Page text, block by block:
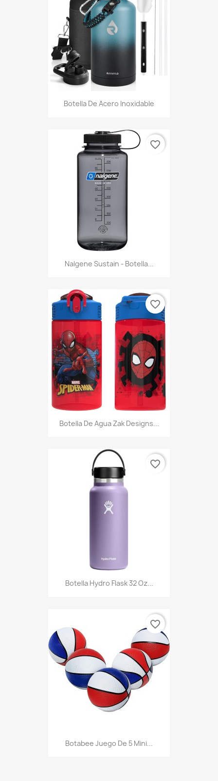
Botella De Acero Inoxidable
Nalgene Sustain - Botella...
favorite_border
Botella De Agua Zak Designs...
favorite_border
Botella Hydro Flask 32 Oz...
favorite_border
Botabee Juego De 5 Mini...
favorite_border